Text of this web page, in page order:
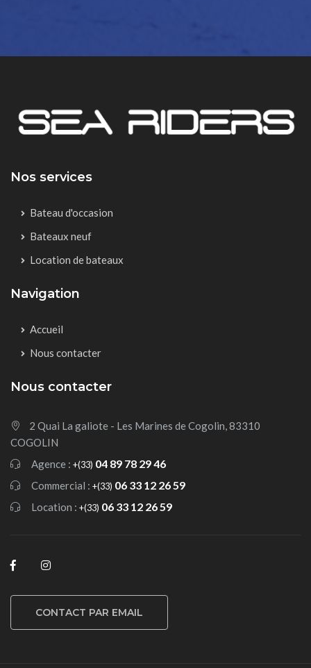
Nos services
Bateau d'occasion
Bateaux neuf
Location de bateaux
Navigation
Accueil
Nous contacter
Nous contacter
2 Quai La galiote - Les Marines de Cogolin, 83310
COGOLIN
Agence : +(33) 04 89 78 29 46
Commercial : +(33) 06 33 12 26 59
Location : +(33) 06 33 12 26 59
CONTACT PAR EMAIL